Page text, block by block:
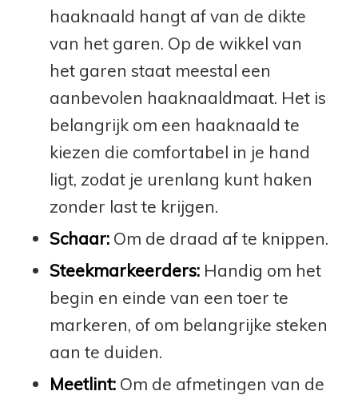
haaknaald hangt af van de dikte
van het garen. Op de wikkel van
het garen staat meestal een
aanbevolen haaknaaldmaat. Het is
belangrijk om een haaknaald te
kiezen die comfortabel in je hand
ligt, zodat je urenlang kunt haken
zonder last te krijgen.
Schaar:Om de draad af te knippen.
Steekmarkeerders:Handig om het
begin en einde van een toer te
markeren, of om belangrijke steken
aan te duiden.
Meetlint:Om de afmetingen van de